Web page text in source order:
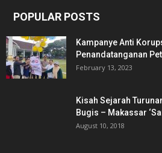
POPULAR POSTS
Kampanye Anti
Penandatanganan
February 13, 2023
Kisah Sejarah
Bugis – Makassar
August 10, 2018